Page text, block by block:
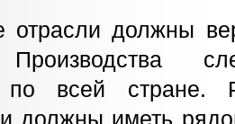
отрасли должны
Производства
по всей стране.
должны иметь